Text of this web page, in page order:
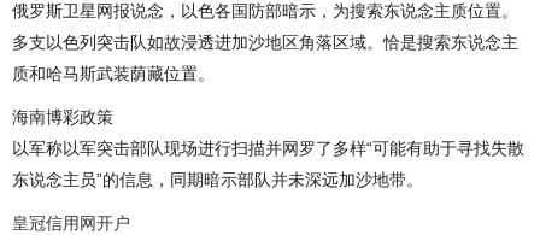
俄罗斯卫星网报说念，以色各国防部暗示，为搜索东说念主质位置。
多支以色列突击队如故浸透进加沙地区角落区域。恰是搜索东说念主
质和哈马斯武装荫藏位置。
海南博彩政策
以军称以军突击部队现场进行扫描并网罗了多样“可能有助于寻找失散
东说念主员”的信息，同期暗示部队并未深远加沙地带。
皇冠信用网开户